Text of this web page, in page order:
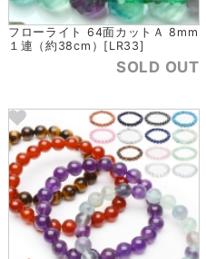
フローライト 64面カットＡ 8mm
１連（約38cm）[LR33]
SOLD OUT